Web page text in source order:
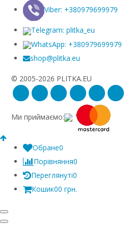
Viber: +380979699979
Telegram: plitka_eu
WhatsApp: +380979699979
shop@plitka.eu
© 2005-2026 PLITKA.EU
Ми приймаємо:
Обране0
Порівняння0
Переглянуті0
Кошик00 грн.